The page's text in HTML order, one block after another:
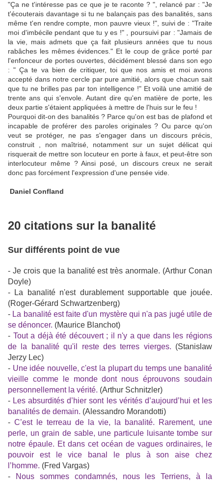
"Ça ne t'intéresse pas ce que je te raconte ? ", relancé par : "Je
t'écouterais davantage si tu ne balançais pas des banalités, sans
même t'en rendre compte, mon pauvre vieux !", suivi de : "Traite
moi d'imbécile pendant que tu y es !" , poursuivi par : "Jamais de
la vie, mais admets que ça fait plusieurs années que tu nous
rabâches les mêmes évidences." Et le coup de grâce porté par
l'enfonceur de portes ouvertes, décidément blessé dans son ego
: " Ça te va bien de critiquer, toi que nos amis et moi avons
accepté dans notre cercle par pure amitié, alors que chacun sait
que tu ne brilles pas par ton intelligence !" Et voilà une amitié de
trente ans qui s'envole. Autant dire qu'en matière de porte, les
deux partie s'étaient appliquées à mettre de l'huis sur le feu !
Pourquoi dit-on des banalités ? Parce qu'on est bas de plafond et
incapable de proférer des paroles originales ? Ou parce qu'on
veut se protéger, ne pas s'engager dans un discours précis,
construit , non maîtrisé, notamment sur un sujet délicat qui
risquerait de mettre son locuteur en porte à faux, et peut-être son
interlocuteur même ? Ainsi posé, un discours creux ne serait
donc pas forcément l'expression d'une pensée vide.
Daniel Confland
20 citations sur la banalité
Sur différents point de vue
- Je crois que la banalité est très anormale. (Arthur Conan
Doyle)
- La banalité n'est durablement supportable que jouée.
(Roger-Gérard Schwartzenberg)
- La banalité est faite d'un mystère qui n'a pas jugé utile de
se dénoncer. (Maurice Blanchot)
- Tout a déjà été découvert ; il n'y a que dans les régions
de la banalité qu'il reste des terres vierges. (Stanislaw
Jerzy Lec)
- Une idée nouvelle, c'est la plupart du temps une banalité
vieille comme le monde dont nous éprouvons soudain
personnellement la vérité. (Arthur Schnitzler)
- Les absurdités d’hier sont les vérités d’aujourd’hui et les
banalités de demain. (Alessandro Morandotti)
- C’est le terreau de la vie, la banalité. Rarement, une
perle, un grain de sable, une particule luisante tombe sur
notre épaule. Et dans cet océan de vagues ordinaires, le
pouvoir est le vice banal le plus à son aise chez
l’homme. (Fred Vargas)
-
Nous sommes condamnés, nous les Terriens, à la